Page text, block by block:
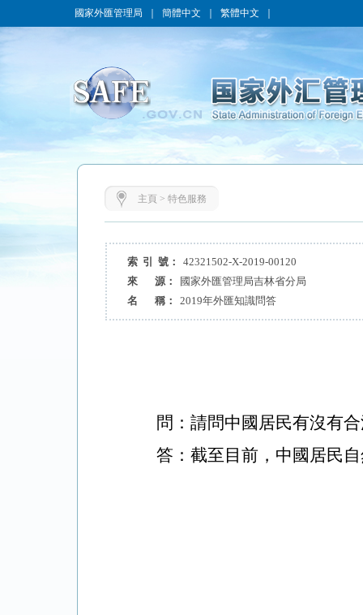
國家外匯管理局 簡體中文 繁體中文
主頁 > 特色服務
索 引 號：
42321502-X-2019-00120
來 源：
國家外匯管理局吉林省分局
名 稱：
2019年外匯知識問答
問：請問中國居民有沒有
答：截至目前，中國居民